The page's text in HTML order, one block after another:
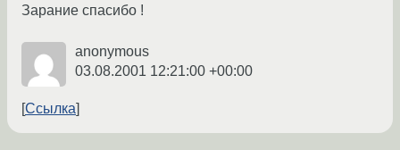
Зарание спасибо !
anonymous
03.08.2001 12:21:00 +00:00
Ссылка